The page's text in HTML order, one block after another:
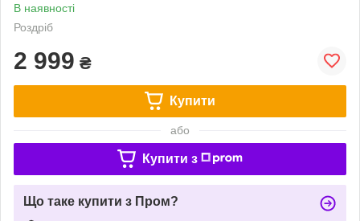
В наявності
Роздріб
2 999 ₴
Купити
або
Купити з
Що таке купити з Пром?